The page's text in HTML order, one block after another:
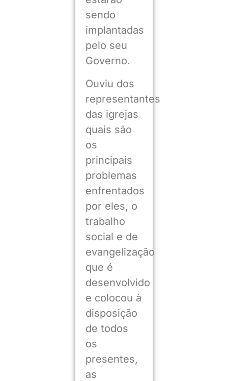
sendo
implantadas
pelo seu
Governo.
Ouviu dos
representantes
das igrejas
quais são
os
principais
problemas
enfrentados
por eles, o
trabalho
social e de
evangelização
que é
desenvolvido
e colocou à
disposição
de todos
os
presentes,
as